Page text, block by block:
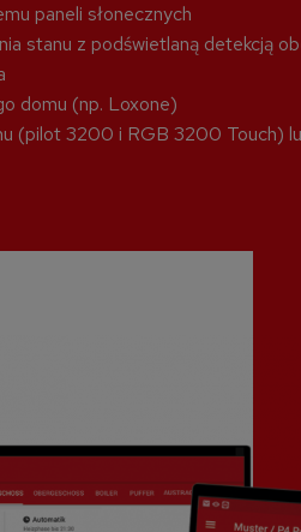
paneli słonecznych
stanu z podświetlaną detekcją
domu (np. Loxone)
(pilot 3200 i RGB 3200 Touch)